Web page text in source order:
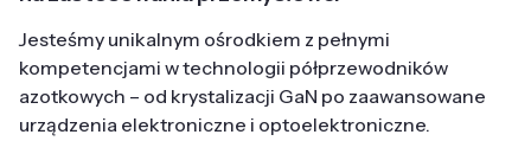
Jesteśmy unikalnym ośrodkiem z pełnymi
kompetencjami w technologii półprzewodników
azotkowych – od krystalizacji GaN po zaawansowane
urządzenia elektroniczne i optoelektroniczne.